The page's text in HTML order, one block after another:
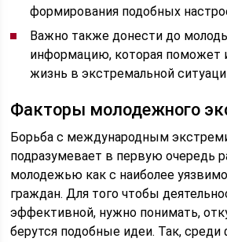
формирования подобных
Важно также донести до
информацию, которая поможет
жизнь в экстремальной
Факторы молодежного
Борьба с международным
подразумевает в первую очередь
молодежью как с наиболее
граждан. Для того чтобы
эффективной, нужно понимать,
берутся подобные идеи. Так, среди